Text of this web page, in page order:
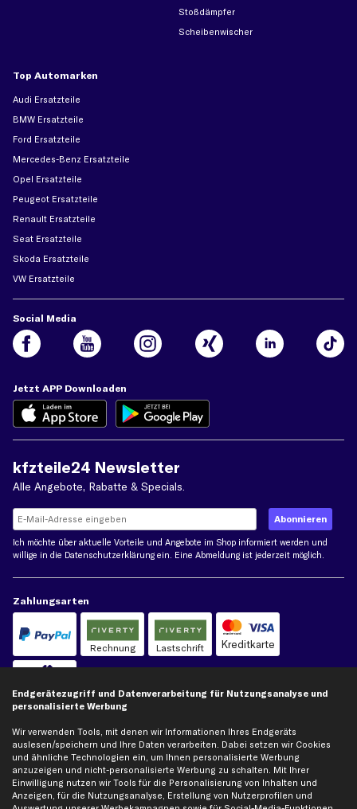
Stoßdämpfer
Scheibenwischer
Top Automarken
Audi Ersatzteile
BMW Ersatzteile
Ford Ersatzteile
Mercedes-Benz Ersatzteile
Opel Ersatzteile
Peugeot Ersatzteile
Renault Ersatzteile
Seat Ersatzteile
Skoda Ersatzteile
VW Ersatzteile
Social Media
Jetzt APP Downloaden
kfzteile24 Newsletter
Alle Angebote, Rabatte & Specials.
Ich möchte über aktuelle Vorteile und Angebote im Shop informiert werden und
willige in die Datenschutzerklärung ein. Eine Abmeldung ist jederzeit möglich.
Zahlungsarten
Rechnung Lastschrift Kreditkarte
Vorkasse
Versand
Endgerätezugriff und Datenverarbeitung für Nutzungsanalyse und
personalisierte Werbung
Wir verwenden Tools, mit denen wir Informationen Ihres Endgeräts
auslesen/speichern und Ihre Daten verarbeiten. Dabei setzen wir Cookies
und ähnliche Technologien ein, um Ihnen personalisierte Werbung
anzuzeigen und nicht-personalisierte Werbung zu schalten. Mit Ihrer
Einwilligung nutzen wir Tools für die Personalisierung von Inhalten und
Anzeigen, für die Nutzungsanalyse, Erstellung von Nutzerprofilen und